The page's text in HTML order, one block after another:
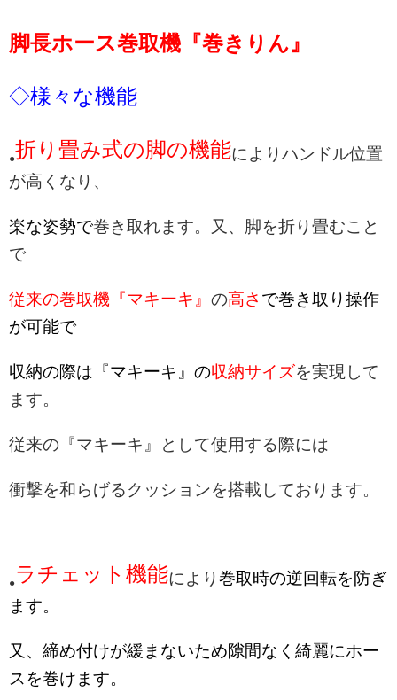
脚長ホース巻取機『巻きりん』
◇様々な機能
●折り畳み式の脚の機能によりハンドル位置
が高くなり、
楽な姿勢で巻き取れます。又、脚を折り畳むこと
で
従来の巻取機『マキーキ』 の高さ で巻き取り操作
が可能で
収納の際は『マキーキ』の収納サイズを実現して
ます。
従来の『マキーキ』として使用する際には
衝撃を和らげるクッションを搭載しております。
●ラチェット機能により巻取時の逆回転を防ぎ
ます。
又、締め付けが緩まないため隙間なく綺麗にホー
スを巻けます。